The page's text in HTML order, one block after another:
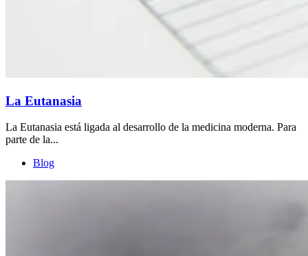
La Eutanasia
La Eutanasia está ligada al desarrollo de la medicina moderna. Para
parte de la...
Blog